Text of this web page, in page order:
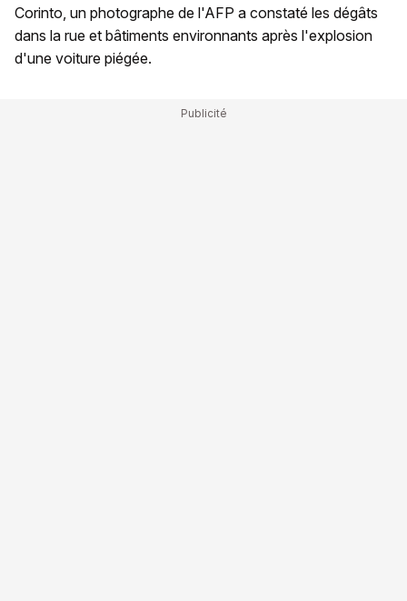
Corinto, un photographe de l'AFP a constaté les dégâts
dans la rue et bâtiments environnants après l'explosion
d'une voiture piégée.